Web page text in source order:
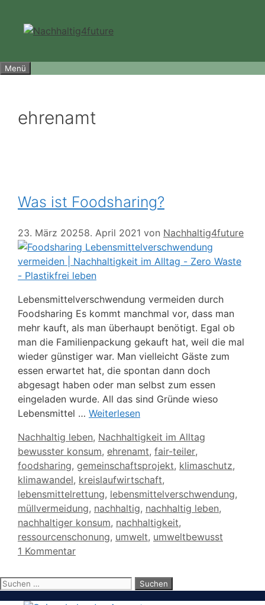
springen
Menü
ehrenamt
Was ist Foodsharing?
23. März 20258. April 2021 von Nachhaltig4future
Lebensmittelverschwendung vermeiden durch
Foodsharing Es kommt manchmal vor, dass man
mehr kauft, als man überhaupt benötigt. Egal ob
man die Familienpackung gekauft hat, weil die mal
wieder günstiger war. Man vielleicht Gäste zum
essen erwartet hat, die spontan dann doch
abgesagt haben oder man selbst zum essen
eingeladen wurde. All das sind Gründe wieso
Lebensmittel … Weiterlesen
Kategorien
Nachhaltig leben, Nachhaltigkeit im Alltag
Schlagwörter
bewusster konsum, ehrenamt, fair-teiler,
foodsharing, gemeinschaftsprojekt, klimaschutz,
klimawandel, kreislaufwirtschaft,
lebensmittelrettung, lebensmittelverschwendung,
müllvermeidung, nachhaltig, nachhaltig leben,
nachhaltiger konsum, nachhaltigkeit,
ressourcenschonung, umwelt, umweltbewusst
1 Kommentar
Suchen